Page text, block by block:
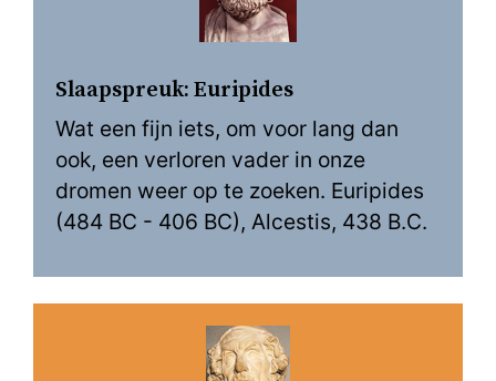
Slaapspreuk: Euripides
Wat een fijn iets, om voor lang dan
ook, een verloren vader in onze
dromen weer op te zoeken. Euripides
(484 BC - 406 BC), Alcestis, 438 B.C.